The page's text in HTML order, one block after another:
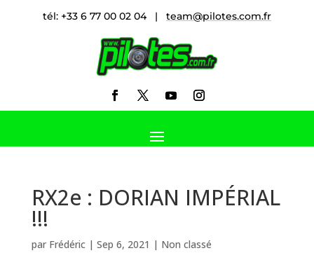
tél: +33 6 77 00 02 04 | team@pilotes.com.fr
RX2e : DORIAN IMPÉRIAL
!!!
par Frédéric| Sep 6, 2021 | Non classé